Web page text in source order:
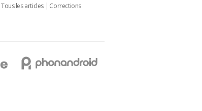
Tous les articles
Corrections